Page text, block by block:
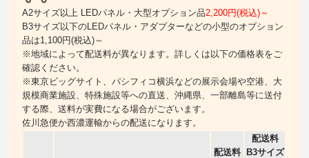
A2サイズ以上 LEDパネル・大型オプション品2,200円(税込)～
B3サイズ以下のLEDパネル・アダプターなどの小型のオプション
品は1,100円(税込)～
※地域によって配送料が異なります。詳しくは以下の価格表をご
確認ください。
※東京ビッグサイト、パシフィコ横浜などの展示会場や空港、大
規模商業施設、特殊施設等への直送、沖縄県、一部離島等に送付
する際、送料が実費になる場合がございます。
佐川急便か西濃運輸からの配送になります。
配送料
配送料
B3サイズ